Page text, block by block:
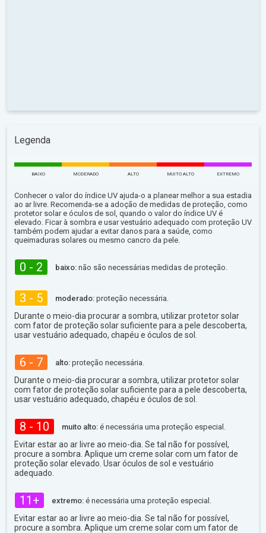
Legenda
BAIXO MODERADO ALTO MUITO ALTO EXTREMO
Conhecer o valor do índice UV ajuda-o a planear melhor a sua estadia
ao ar livre. Recomenda-se a adoção de medidas de proteção, como
protetor solar e óculos de sol, quando o valor do índice UV é
elevado. Ficar à sombra e usar vestuário adequado com proteção UV
também podem ajudar a evitar danos para a saúde, como
queimaduras solares ou mesmo cancro da pele.
0 - 2 baixo: não são necessárias medidas de proteção.
3 - 5 moderado: proteção necessária.
Durante o meio-dia procurar a sombra, utilizar protetor solar
com fator de proteção solar suficiente para a pele descoberta,
usar vestuário adequado, chapéu e óculos de sol.
6 - 7 alto: proteção necessária.
Durante o meio-dia procurar a sombra, utilizar protetor solar
com fator de proteção solar suficiente para a pele descoberta,
usar vestuário adequado, chapéu e óculos de sol.
8 - 10 muito alto: é necessária uma proteção especial.
Evitar estar ao ar livre ao meio-dia. Se tal não for possível,
procure a sombra. Aplique um creme solar com um fator de
proteção solar elevado. Usar óculos de sol e vestuário
adequado.
11+ extremo: é necessária uma proteção especial.
Evitar estar ao ar livre ao meio-dia. Se tal não for possível,
procure a sombra. Aplique um creme solar com um fator de